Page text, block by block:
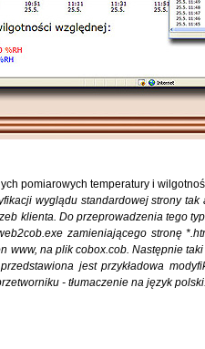
pomiarowych temperatury i
wyglądu standardowej strony tak
klienta. Do przeprowadzenia tego
zamieniającego stronę
www, na plik cobox.cob. Następnie
jest przykładowa
- tłumaczenie na język